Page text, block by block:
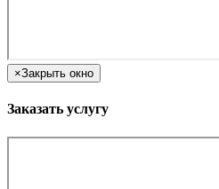
×Закрыть окно
Заказать услугу